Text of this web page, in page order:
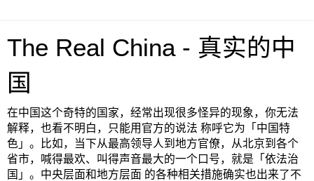
The Real China - 真实的中
国
在中国这个奇特的国家，经常出现很多怪异的现象，你无法
解释，也看不明白，只能用官方的说法 称呼它为「中国特
色」。比如，当下从最高领导人到地方官僚，从北京到各个
省市，喊得最欢、叫得声音最大的一个口号，就是「依法治
国」。中央层面和地方层面 的各种相关措施确实也出来了不